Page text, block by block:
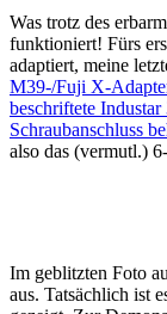
Was trotz des
funktioniert! Fürs
adaptiert, meine
M39-/Fuji X-
beschriftete
Schraubanschluss
also das (vermutl.)
Im geblitzten Foto
aus. Tatsächlich ist